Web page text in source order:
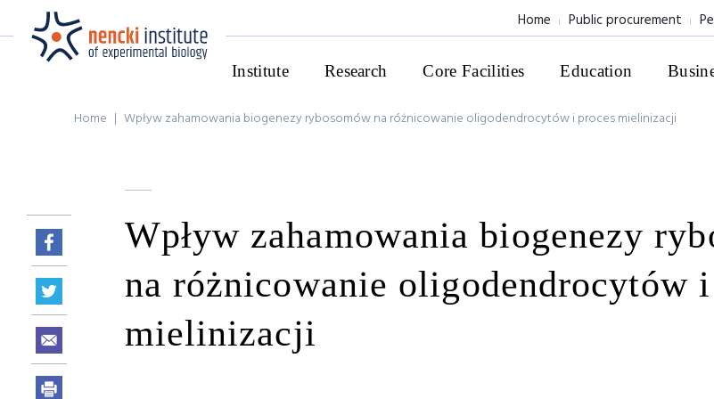
Home Public procurement
Institute Research Core Facilities Education
Home | Wpływ zahamowania biogenezy rybosomów na różnicowanie oligodendrocytów i proces mielinizacji
Wpływ zahamowania biogenezy
na różnicowanie oligodendrocytów i
mielinizacji